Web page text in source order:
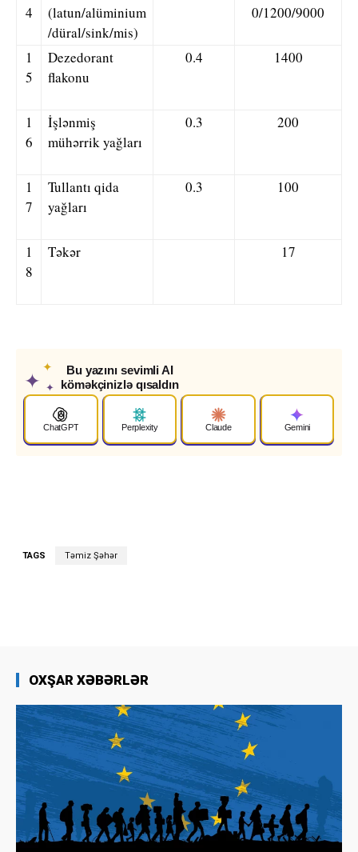
4
(latun/alüminium
/düral/sink/mis)
0/1200/9000
1
5
Dezedorant
flakonu
0.4 1400
1
6
İşlənmiş
mühərrik yağları
0.3 200
1
7
Tullantı qida
yağları
0.3 100
1
8
Təkər 17
✦
✦
✦
Bu yazını sevimli AI
köməkçinizlə qısaldın
ChatGPT Perplexity Claude Gemini
TAGS Təmiz Şəhər
OXŞAR XƏBƏRLƏR